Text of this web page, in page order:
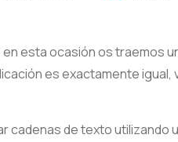
esta ocasión os traemos
es exactamente igual,
cadenas de texto utilizando